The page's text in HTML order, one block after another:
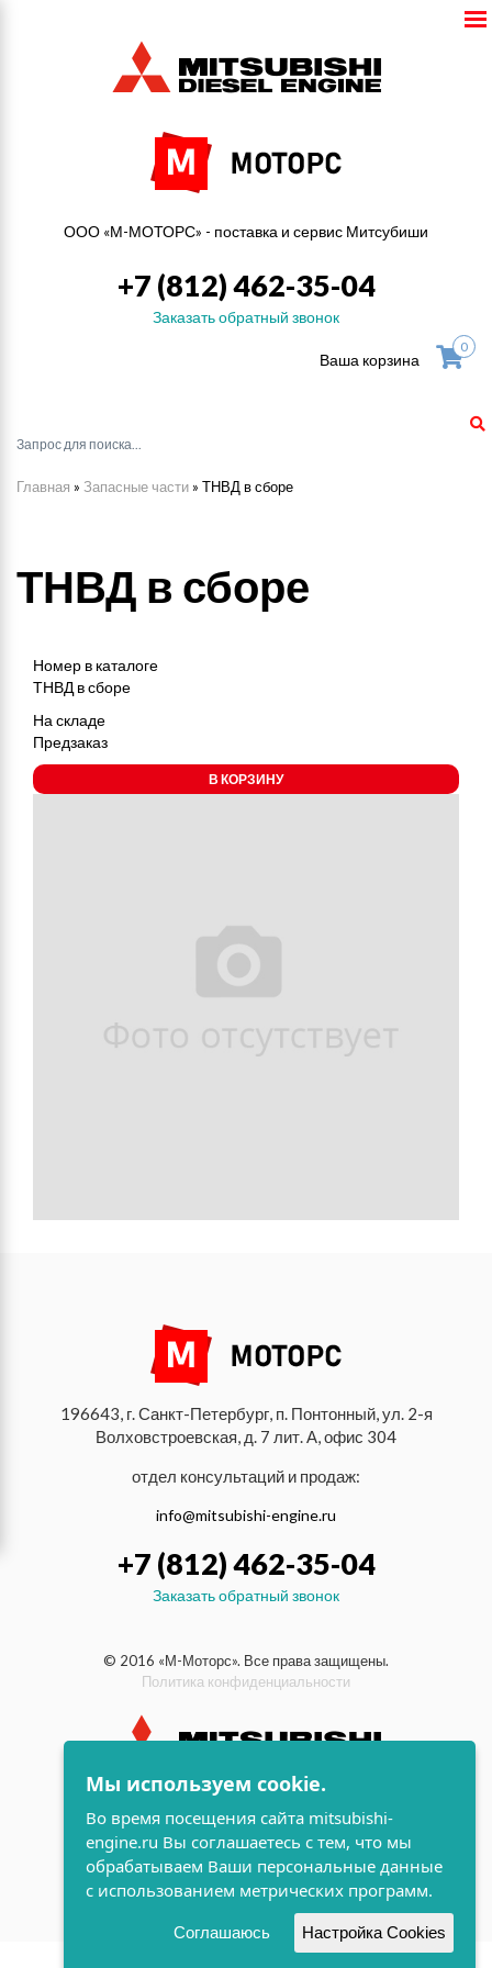
ООО «М-МОТОРС» - поставка и сервис Митсубиши
+7 (812) 462-35-04
Заказать обратный звонок
Ваша корзина
0
Главная » Запасные части » ТНВД в сборе
ТНВД в сборе
Номер в каталоге
ТНВД в сборе
На складе
Предзаказ
В КОРЗИНУ
196643, г. Санкт-Петербург, п. Понтонный, ул. 2-я
Волховстроевская, д. 7 лит. А, офис 304
отдел консультаций и продаж:
info@mitsubishi-engine.ru
+7 (812) 462-35-04
Заказать обратный звонок
© 2016 «М-Моторс». Все права защищены.
Политика конфиденциальности
индустриальные и морские
дизельные двигатели Mitsubishi
разработка сайта
Мы используем cookie.
Во время посещения сайта mitsubishi-
engine.ru Вы соглашаетесь с тем, что мы
обрабатываем Ваши персональные данные
с использованием метрических программ.
Соглашаюсь Настройка Cookies